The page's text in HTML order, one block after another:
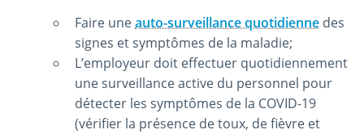
Faire uneauto-surveillance quotidienne des
signes et symptômes de la maladie;
L’employeur doit effectuer quotidiennement
une surveillance active du personnel pour
détecter les symptômes de la COVID-19
(vérifier la présence de toux, de fièvre et